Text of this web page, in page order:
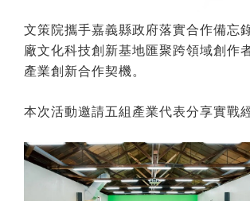
文策院攜手嘉義縣政府落實合作備忘
廠文化科技創新基地匯聚跨領域創作
產業創新合作契機。
本次活動邀請五組產業代表分享實戰